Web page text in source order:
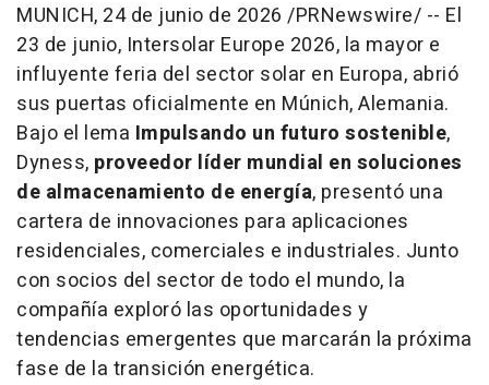
MUNICH, 24 de junio de 2026 /PRNewswire/ -- El
23 de junio, Intersolar Europe 2026, la mayor e
influyente feria del sector solar en Europa, abrió
sus puertas oficialmente en Múnich, Alemania.
Bajo el lema Impulsando un futuro sostenible,
Dyness, proveedor líder mundial en soluciones
de almacenamiento de energía, presentó una
cartera de innovaciones para aplicaciones
residenciales, comerciales e industriales. Junto
con socios del sector de todo el mundo, la
compañía exploró las oportunidades y
tendencias emergentes que marcarán la próxima
fase de la transición energética.